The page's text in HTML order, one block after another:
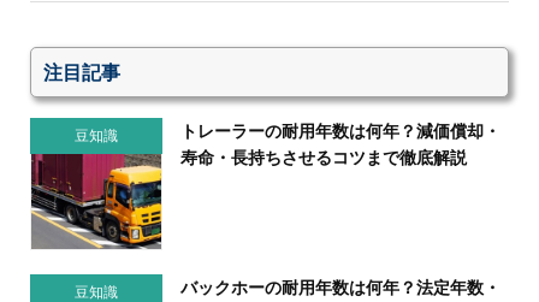
注目記事
豆知識
トレーラーの耐用年数は何年？減価償却・
寿命・長持ちさせるコツまで徹底解説
豆知識
バックホーの耐用年数は何年？法定年数・